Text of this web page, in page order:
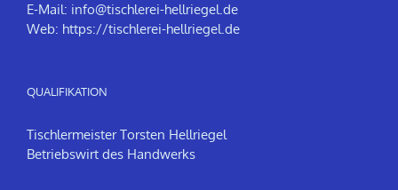
E-Mail: info@tischlerei-hellriegel.de
Web: https://tischlerei-hellriegel.de
QUALIFIKATION
Tischlermeister Torsten Hellriegel
Betriebswirt des Handwerks